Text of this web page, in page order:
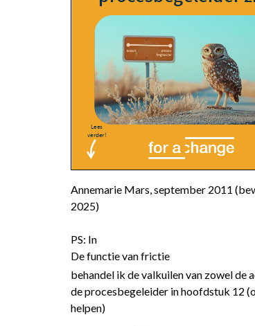
Annemarie Mars, september 2011
2025)
PS: In
De functie van frictie
behandel ik de valkuilen van zowel de
de procesbegeleider in hoofdstuk 12
helpen)